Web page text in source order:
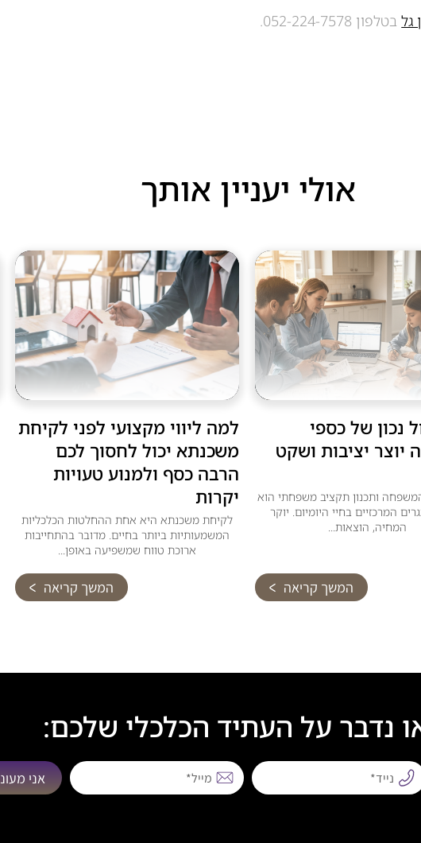
גלבטלפון 052-224-7578.
אולי יעניין אותך
נכון של כספי
יציבות ושקט
ותכנון תקציב משפחתי הוא
המרכזיים בחיי היומיום. יוקר
המחיה, הוצאות...
המשך קריאה
למה ליווי מקצועי לפני לקיחת
משכנתא יכול לחסוך לכם
הרבה כסף ולמנוע טעויות
יקרות
לקיחת משכנתא היא אחת ההחלטות הכלכליות
המשמעותיות ביותר בחיים. מדובר בהתחייבות
ארוכת טווח שמשפיעה באופן...
המשך קריאה
נדבר על העתיד הכלכלי שלכם:
אני